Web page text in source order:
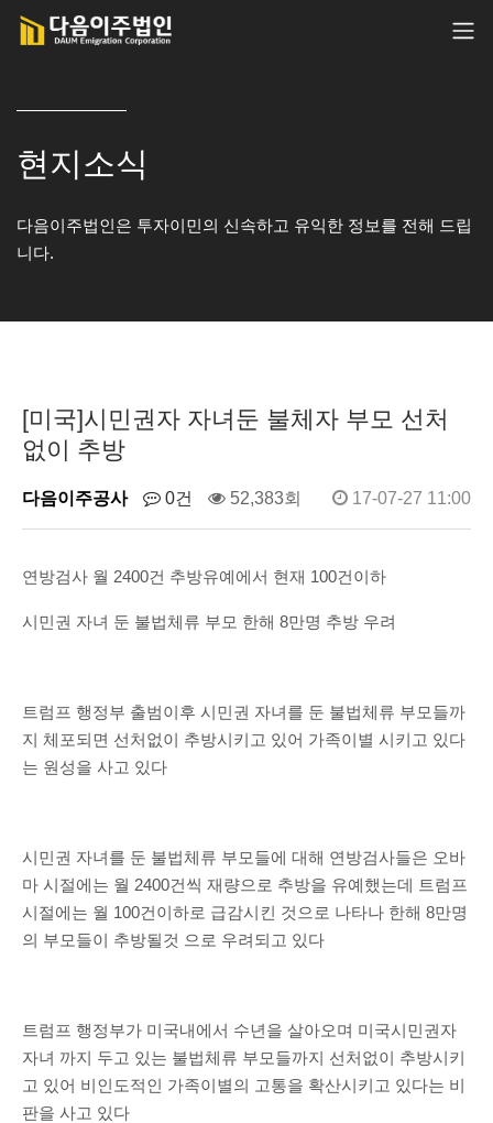
현지소식
다음이주법인은 투자이민의 신속하고 유익한 정보를 전해 드립
니다.
[미국]시민권자 자녀둔 불체자 부모 선처
없이 추방
다음이주공사 0건 52,383회 17-07-27 11:00
연방검사 월 2400건 추방유예에서 현재 100건이하
시민권 자녀 둔 불법체류 부모 한해 8만명 추방 우려
트럼프 행정부 출범이후 시민권 자녀를 둔 불법체류 부모들까
지 체포되면 선처없이 추방시키고 있어 가족이별 시키고 있다
는 원성을 사고 있다
시민권 자녀를 둔 불법체류 부모들에 대해 연방검사들은 오바
마 시절에는 월 2400건씩 재량으로 추방을 유예했는데 트럼프
시절에는 월 100건이하로 급감시킨 것으로 나타나 한해 8만명
의 부모들이 추방될것 으로 우려되고 있다
트럼프 행정부가 미국내에서 수년을 살아오며 미국시민권자
자녀 까지 두고 있는 불법체류 부모들까지 선처없이 추방시키
고 있어 비인도적인 가족이별의 고통을 확산시키고 있다는 비
판을 사고 있다